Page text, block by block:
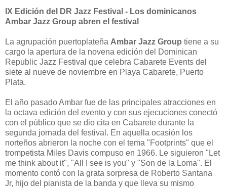
IX Edición del DR Jazz Festival - Los dominicanos
Ambar Jazz Group abren el festival
La agrupación puertoplateña Ambar Jazz Group tiene a su
cargo la apertura de la novena edición del Dominican
Republic Jazz Festival que celebra Cabarete Events del
siete al nueve de noviembre en Playa Cabarete, Puerto
Plata.
El año pasado Ambar fue de las principales atracciones en
la octava edición del evento y con sus ejecuciones conectó
con el público que se dio cita en Cabarete durante la
segunda jornada del festival. En aquella ocasión los
norteños abrieron la noche con el tema "Footprints" que el
trompetista Miles Davis compuso en 1966. Le siguieron "Let
me think about it", "All I see is you" y "Son de la Loma". El
momento contó con la grata sorpresa de Roberto Santana
Jr, hijo del pianista de la banda y que lleva su mismo